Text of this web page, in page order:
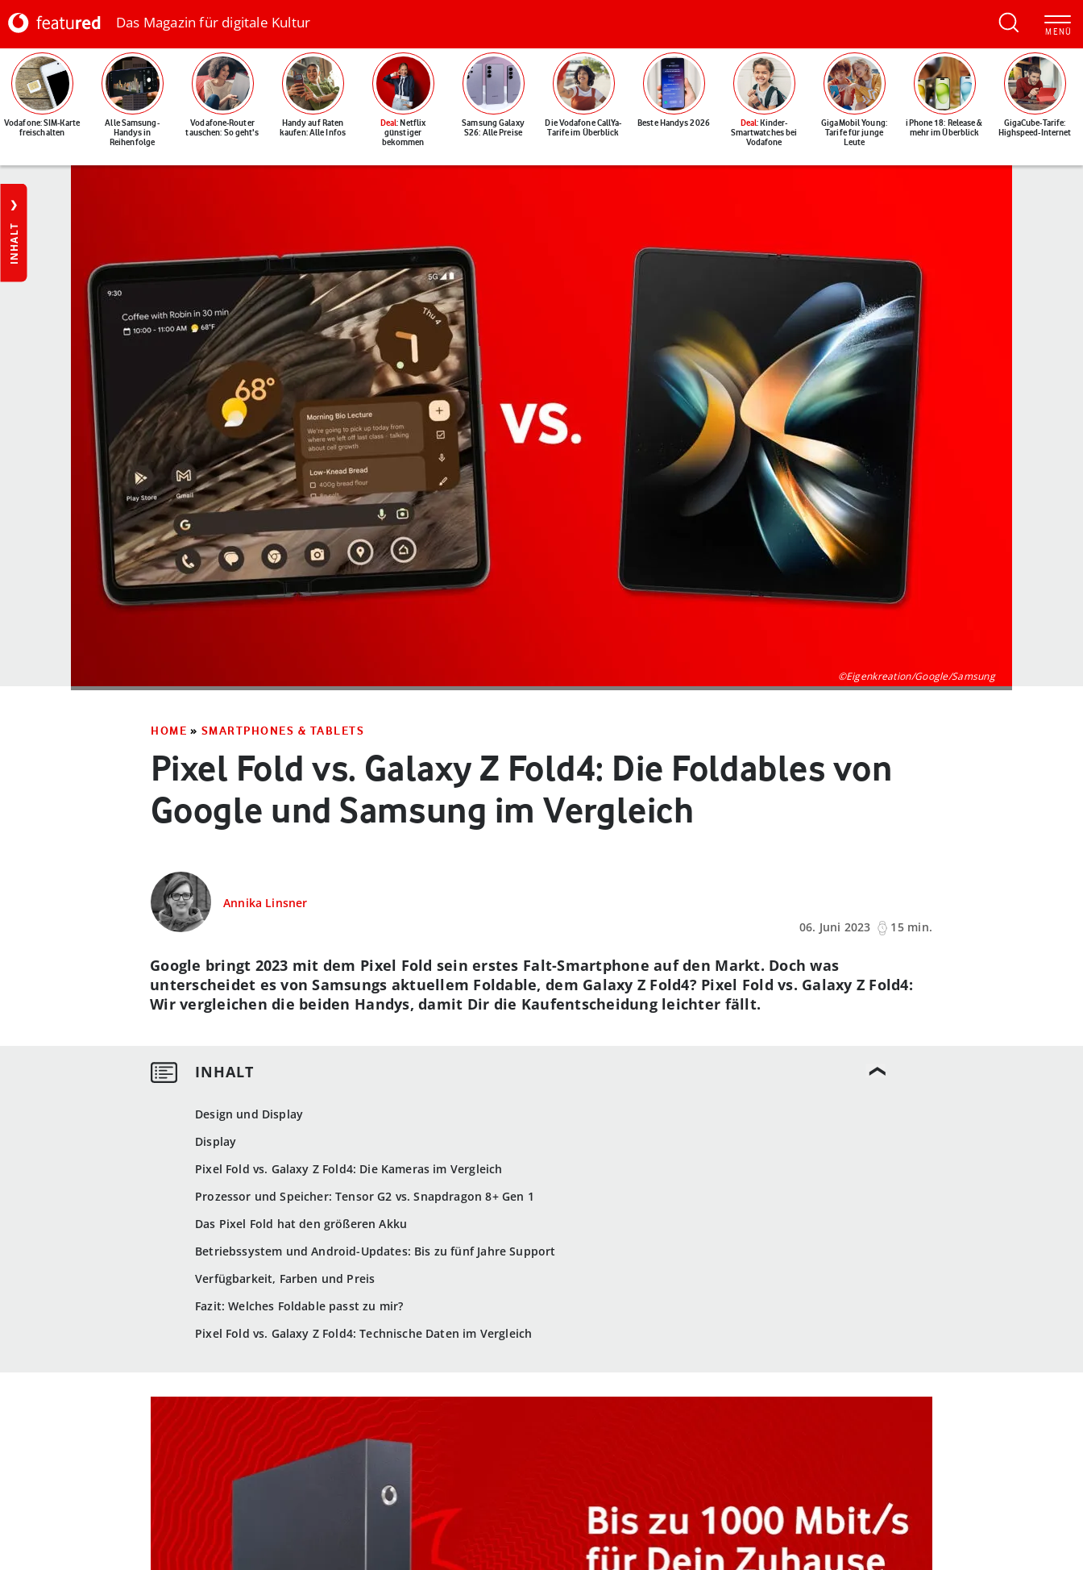
Das Magazin für digitale Kultur
Vodafone: SIM-Karte
freischalten
Alle Samsung-
Handys in
Reihenfolge
Vodafone-Router
tauschen: So geht's
Handy auf Raten
kaufen: Alle Infos
Deal: Netflix
günstiger
bekommen
Samsung Galaxy
S26: Alle Preise
Die Vodafone CallYa-
Tarife im Überblick
Beste Handys 2026 Deal: Kinder-
Smartwatches bei
Vodafone
GigaMobil Young:
Tarife für junge
Leute
iPhone 18: Release &
mehr im Überblick
GigaCube-Tarife:
Highspeed-Internet
INHALT
©Eigenkreation/Google/Samsung
HOME » SMARTPHONES & TABLETS
Pixel Fold vs. Galaxy Z Fold4: Die Foldables von
Google und Samsung im Vergleich
Annika Linsner
06. Juni 2023
15 min.
Design und Display
Display
Pixel Fold vs. Galaxy Z Fold4: Die Kameras im Vergleich
Prozessor und Speicher: Tensor G2 vs. Snapdragon 8+ Gen 1
Das Pixel Fold hat den größeren Akku
Betriebssystem und Android-Updates: Bis zu fünf Jahre Support
Verfügbarkeit, Farben und Preis
Fazit: Welches Foldable passt zu mir?
Pixel Fold vs. Galaxy Z Fold4: Technische Daten im Vergleich
Google bringt 2023 mit dem Pixel Fold sein erstes Falt-Smartphone auf den Markt. Doch was
unterscheidet es von Samsungs aktuellem Foldable, dem Galaxy Z Fold4? Pixel Fold vs. Galaxy Z Fold4:
Wir vergleichen die beiden Handys, damit Dir die Kaufentscheidung leichter fällt.